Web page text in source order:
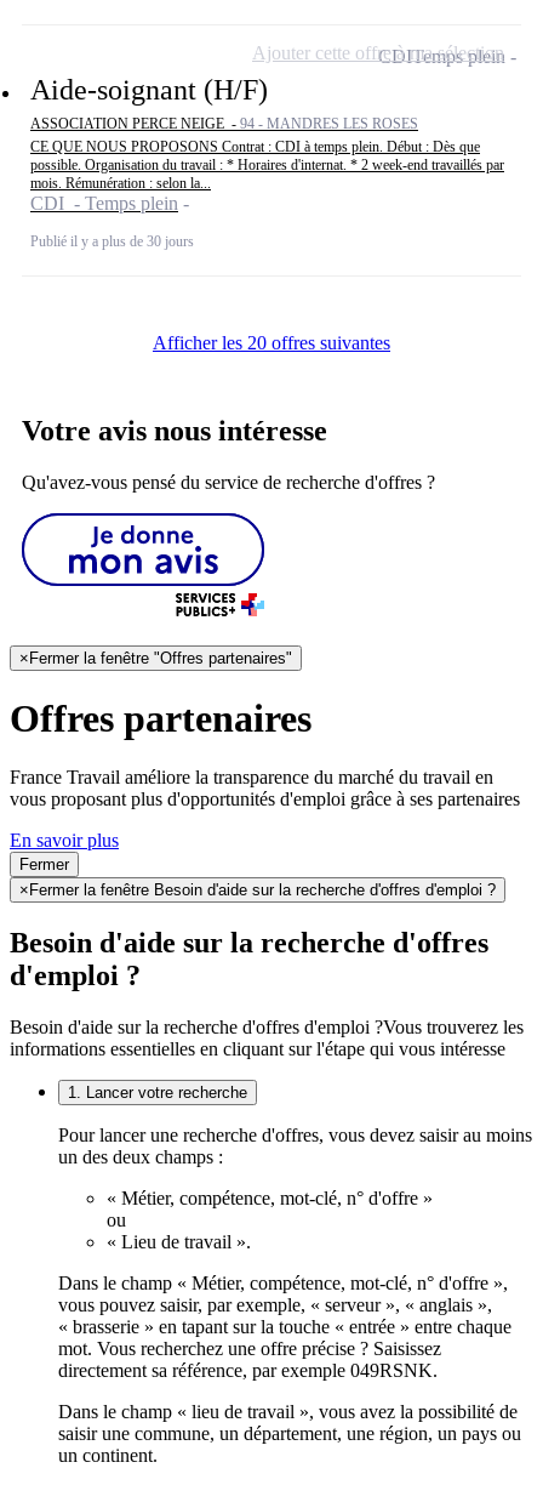
Aide-soignant (H/F)
ASSOCIATION PERCE NEIGE - 94 - MANDRES LES ROSES
CE QUE NOUS PROPOSONS Contrat : CDI à temps plein. Début : Dès que
possible. Organisation du travail : * Horaires d'internat. * 2 week-end travaillés par
mois. Rémunération : selon la...
CDI - Temps plein
Publié il y a plus de 30 jours
CDITemps plein
Ajouter cette offre à ma sélection
Afficher les 20 offres suivantes
Votre avis nous intéresse
Qu'avez-vous pensé du service de recherche d'offres ?
×Fermer la fenêtre "Offres partenaires"
Offres partenaires
France Travail améliore la transparence du marché du travail en
vous proposant plus d'opportunités d'emploi grâce à ses partenaires
En savoir plus
Fermer
× Fermer la fenêtre Besoin d'aide sur la recherche d'offres d'emploi ?
Besoin d'aide sur la recherche d'offres
d'emploi ?
Besoin d'aide sur la recherche d'offres d'emploi ?Vous trouverez les
informations essentielles en cliquant sur l'étape qui vous intéresse
1. Lancer votre recherche
Pour lancer une recherche d'offres, vous devez saisir au moins
un des deux champs :
« Métier, compétence, mot-clé, n° d'offre »
ou
« Lieu de travail ».
Dans le champ « Métier, compétence, mot-clé, n° d'offre »,
vous pouvez saisir, par exemple, « serveur », « anglais »,
« brasserie » en tapant sur la touche « entrée » entre chaque
mot. Vous recherchez une offre précise ? Saisissez
directement sa référence, par exemple 049RSNK.
Dans le champ « lieu de travail », vous avez la possibilité de
saisir une commune, un département, une région, un pays ou
un continent.